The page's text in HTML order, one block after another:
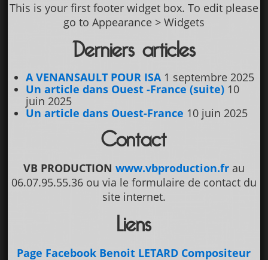
This is your first footer widget box. To edit please
go to Appearance > Widgets
Derniers articles
A VENANSAULT POUR ISA 1 septembre 2025
Un article dans Ouest -France (suite) 10
juin 2025
Un article dans Ouest-France 10 juin 2025
Contact
VB PRODUCTION www.vbproduction.frau
06.07.95.55.36 ou via le formulaire de contact du
site internet.
Liens
Page Facebook Benoit LETARD Compositeur